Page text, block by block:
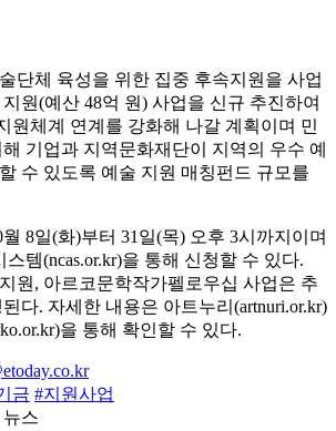
단체 육성을 위한 집중 후속지원을 사업
원(예산 48억 원) 사업을 신규 추진하여
원체계 연계를 강화해 나갈 계획이며 민
기업과 지역문화재단이 지역의 우수 예
수 있도록 예술 지원 매칭펀드 규모를
8일(화)부터 31일(목) 오후 3시까지이며
템(ncas.or.kr)을 통해 신청할 수 있다.
원, 아르코문학작가펠로우십 사업은 추
다. 자세한 내용은 아트누리(artnuri.or.kr)
을 통해 확인할 수 있다.
금 #지원사업
스